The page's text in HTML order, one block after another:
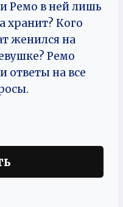
Ремо в ней лишь
хранит? Кого
женился на
Ремо
ответы на все